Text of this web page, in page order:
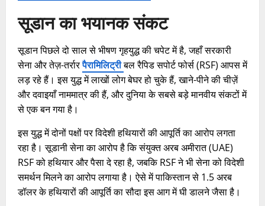
सूडान का भयानक संकट
सूडान पिछले दो साल से भीषण गृहयुद्ध की चपेट में है, जहाँ सरकारी
सेना और तेज़-तर्रारपैरामिलिट्रीबल रैपिड सपोर्ट फोर्स (RSF) आपस में
लड़ रहे हैं। इस युद्ध में लाखों लोग बेघर हो चुके हैं, खाने-पीने की चीज़ें
और दवाइयाँ नाममात्र की हैं, और दुनिया के सबसे बड़े मानवीय संकटों में
से एक बन गया है।​
इस युद्ध में दोनों पक्षों पर विदेशी हथियारों की आपूर्ति का आरोप लगता
रहा है। सूडानी सेना का आरोप है कि संयुक्त अरब अमीरात (UAE)
RSF को हथियार और पैसा दे रहा है, जबकि RSF ने भी सेना को विदेशी
समर्थन मिलने का आरोप लगाया है। ऐसे में पाकिस्तान से 1.5 अरब
डॉलर के हथियारों की आपूर्ति का सौदा इस आग में घी डालने जैसा है।​